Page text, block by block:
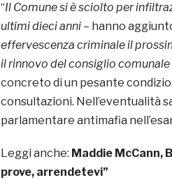
“Il Comune si è sciolto per
ultimi dieci anni – hanno
effervescenza criminale il
il rinnovo del consiglio
concreto di un pesante
consultazioni. Nell’eventualità
parlamentare antimafia
Leggi anche: Maddie McCann,
prove, arrendetevi”